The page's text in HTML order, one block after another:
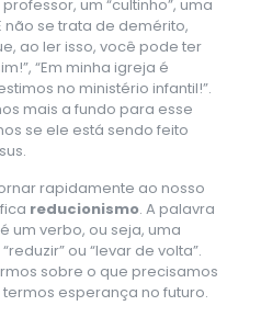
um “cultinho”, uma
não se trata de demérito,
ao ler isso, você pode ter
“Em minha igreja é
no ministério infantil!”.
mais a fundo para esse
se ele está sendo feito
rapidamente ao nosso
reducionismo. A palavra
um verbo, ou seja, uma
ou “levar de volta”.
sobre o que precisamos
esperança no futuro.